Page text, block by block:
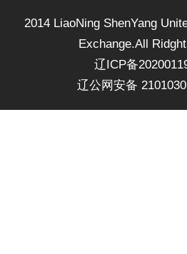
2014 LiaoNing ShenYang
Exchange.All
辽ICP备
辽公网安备